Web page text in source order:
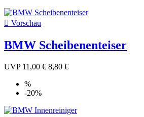
 Vorschau
BMW Scheibenenteiser
UVP 11,00 € 8,80 €
%
-20%